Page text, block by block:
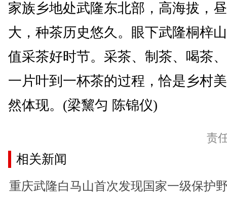
家族乡地处武隆东北部，高海拔，
大，种茶历史悠久。眼下武隆桐梓
值采茶好时节。采茶、制茶、喝茶
一片叶到一杯茶的过程，恰是乡村
然体现。(梁黧匀 陈锦仪)
责
相关新闻
重庆武隆白马山首次发现国家一级保护